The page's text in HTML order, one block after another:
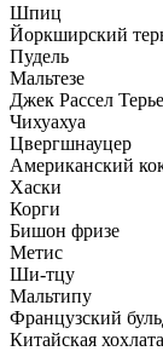
Шпиц
Йоркширский
Пудель
Мальтезе
Джек Рассел
Чихуахуа
Цвергшнауцер
Американский
Хаски
Корги
Бишон фризе
Метис
Ши-тцу
Мальтипу
Французский
Китайская